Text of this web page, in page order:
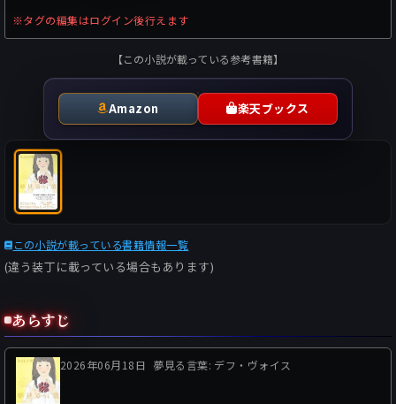
※タグの編集はログイン後行えます
【この小説が載っている参考書籍】
Amazon 楽天ブックス
この小説が載っている書籍情報一覧
(違う装丁に載っている場合もあります)
あらすじ
2026年06月18日 夢見る言葉: デフ・ヴォイス